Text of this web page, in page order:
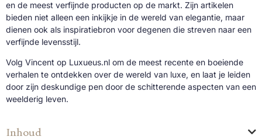
en de meest verfijnde producten op de markt. Zijn artikelen
bieden niet alleen een inkijkje in de wereld van elegantie, maar
dienen ook als inspiratiebron voor degenen die streven naar een
verfijnde levensstijl.
Volg Vincent op Luxueus.nl om de meest recente en boeiende
verhalen te ontdekken over de wereld van luxe, en laat je leiden
door zijn deskundige pen door de schitterende aspecten van een
weelderig leven.
Inhoud